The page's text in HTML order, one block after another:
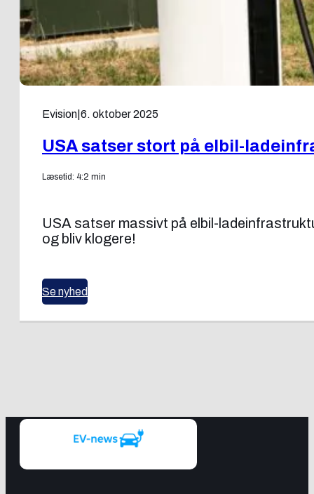
Evision 6. oktober 2025
USA satser stort på elbil-
Læsetid: 4:2 min
USA satser massivt på elbil-
og bliv klogere!
Se nyhed